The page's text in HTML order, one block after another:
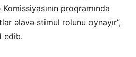
proqramında
əlavə stimul rolunu oynayır”,
edib.